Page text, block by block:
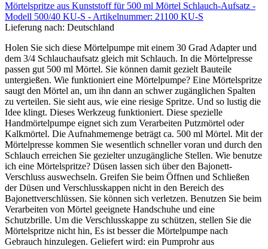
Mörtelspritze aus Kunststoff für 500 ml Mörtel Schlauch-Aufsatz -
Modell 500/40 KU-S - Artikelnummer: 21100 KU-S
Lieferung nach: Deutschland
Holen Sie sich diese Mörtelpumpe mit einem 30 Grad Adapter und
dem 3/4 Schlauchaufsatz gleich mit Schlauch. In die Mörtelpresse
passen gut 500 ml Mörtel. Sie können damit gezielt Bauteile
untergießen. Wie funktioniert eine Mörtelpumpe? Eine Mörtelspritze
saugt den Mörtel an, um ihn dann an schwer zugänglichen Spalten
zu verteilen. Sie sieht aus, wie eine riesige Spritze. Und so lustig die
Idee klingt. Dieses Werkzeug funktioniert. Diese spezielle
Handmörtelpumpe eignet sich zum Verarbeiten Putzmörtel oder
Kalkmörtel. Die Aufnahmemenge beträgt ca. 500 ml Mörtel. Mit der
Mörtelpresse kommen Sie wesentlich schneller voran und durch den
Schlauch erreichen Sie gezielter unzugängliche Stellen. Wie benutze
ich eine Mörtelspritze? Düsen lassen sich über den Bajonett-
Verschluss auswechseln. Greifen Sie beim Öffnen und Schließen
der Düsen und Verschlusskappen nicht in den Bereich des
Bajonettverschlüssen. Sie können sich verletzen. Benutzen Sie beim
Verarbeiten von Mörtel geeignete Handschuhe und eine
Schutzbrille. Um die Verschlusskappe zu schützen, stellen Sie die
Mörtelspritze nicht hin, Es ist besser die Mörtelpumpe nach
Gebrauch hinzulegen. Geliefert wird: ein Pumprohr aus